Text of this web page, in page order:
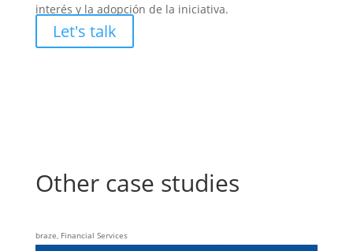
interés y la adopción de la iniciativa.
Let's talk
Other case studies
braze, Financial Services